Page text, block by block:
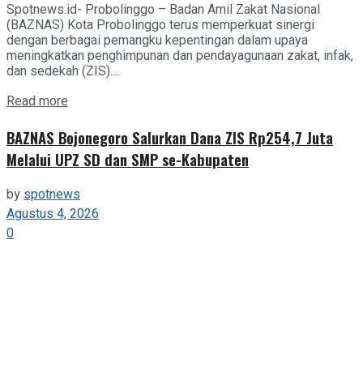
Spotnews.id- Probolinggo – Badan Amil Zakat Nasional
(BAZNAS) Kota Probolinggo terus memperkuat sinergi
dengan berbagai pemangku kepentingan dalam upaya
meningkatkan penghimpunan dan pendayagunaan zakat, infak,
dan sedekah (ZIS)....
Read more
BAZNAS Bojonegoro Salurkan Dana ZIS Rp254,7 Juta
Melalui UPZ SD dan SMP se-Kabupaten
byspotnews
Agustus 4, 2026
0